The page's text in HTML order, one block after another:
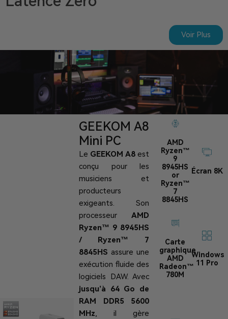
Voir Plus
GEEKOM A8
Mini PC
Le GEEKOM A8est
conçu pour les
musiciens et
producteurs
exigeants. Son
processeurAMD
Ryzen™ 9 8945HS
/ Ryzen™ 7
8845HS assure une
exécution fluide des
logiciels DAW. Avec
jusqu’à 64 Go de
RAM DDR5 5600
MHz, il gère
AMD
Ryzen™
9
8945HS
or
Ryzen™
7
8845HS
Carte
graphique
AMD
Radeon™
780M
Écran 8K
Windows
11 Pro